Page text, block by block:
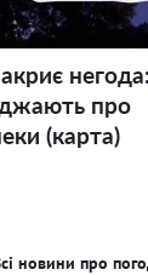
негода:
про
(карта)
новини про